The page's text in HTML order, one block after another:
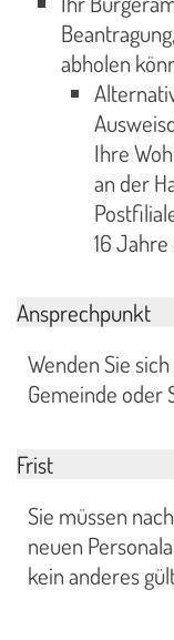
abholen
Ihre
an der
16
Ansprechpunkt
Wenden Sie
Gemeinde oder
Frist
Sie müssen
neuen
kein anderes